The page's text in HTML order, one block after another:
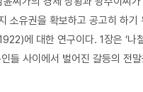
소유권을 확보하고 공고히 하
에 대한 연구이다. 1장은 ‘나
들 사이에서 벌어진 갈등의 전